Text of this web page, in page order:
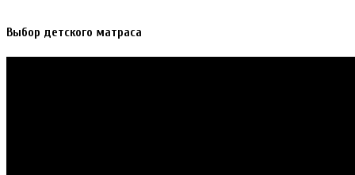
Выбор детского матраса